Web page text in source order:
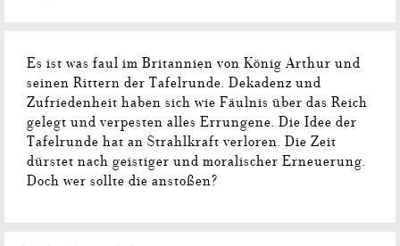
Es ist was faul im Britannien von König Arthur und
seinen Rittern der Tafelrunde. Dekadenz und
Zufriedenheit haben sich wie Fäulnis über das Reich
gelegt und verpesten alles Errungene. Die Idee der
Tafelrunde hat an Strahlkraft verloren. Die Zeit
dürstet nach geistiger und moralischer Erneuerung.
Doch wer sollte die anstoßen?